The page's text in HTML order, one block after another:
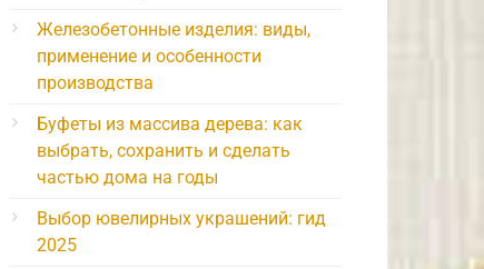
Железобетонные изделия: виды,
применение и особенности
производства
Буфеты из массива дерева: как
выбрать, сохранить и сделать
частью дома на годы
Выбор ювелирных украшений: гид
2025